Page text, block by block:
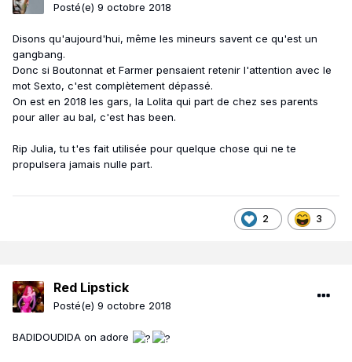
Posté(e) 9 octobre 2018
Disons qu'aujourd'hui, même les mineurs savent ce qu'est un
gangbang.
Donc si Boutonnat et Farmer pensaient retenir l'attention avec le
mot Sexto, c'est complètement dépassé.
On est en 2018 les gars, la Lolita qui part de chez ses parents
pour aller au bal, c'est has been.
Rip Julia, tu t'es fait utilisée pour quelque chose qui ne te
propulsera jamais nulle part.
2 3
Red Lipstick
Posté(e) 9 octobre 2018
BADIDOUDIDA on adore